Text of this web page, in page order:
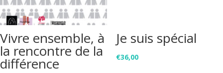
Vivre ensemble, à
la rencontre de la
différence
Je suis spécial
€36,00